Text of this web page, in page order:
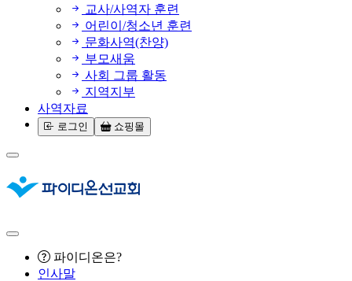
교사/사역자 훈련
어린이/청소년 훈련
문화사역(찬양)
부모새움
사회 그룹 활동
지역지부
사역자료
로그인 쇼핑몰
파이디온은?
인사말